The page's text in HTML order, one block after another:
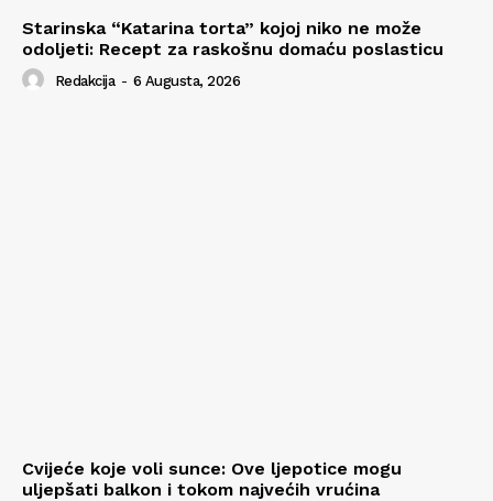
Starinska “Katarina torta” kojoj niko ne može
odoljeti: Recept za raskošnu domaću poslasticu
Redakcija - 6 Augusta, 2026
Cvijeće koje voli sunce: Ove ljepotice mogu
uljepšati balkon i tokom najvećih vrućina